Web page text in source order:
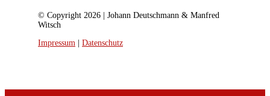
© Copyright 2026 | Johann Deutschmann & Manfred
Witsch
Impressum
Datenschutz